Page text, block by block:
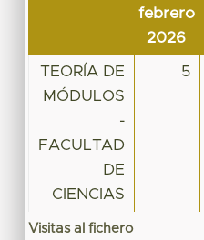
febrero
2026
TEORÍA DE
MÓDULOS
-
FACULTAD
DE
CIENCIAS
5
Visitas al fichero